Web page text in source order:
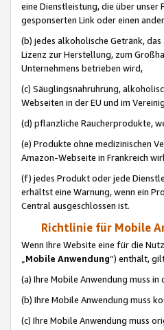
eine Dienstleistung, die über
gesponserten Link oder einen
(b) jedes alkoholische Getränk,
Lizenz zur Herstellung, zum
Unternehmens betrieben wird,
(c) Säuglingsnahruhrung,
Webseiten in der EU und im
(d) pflanzliche Raucherprodukte,
(e) Produkte ohne medizinischen
Amazon-Webseite in Frankreich
(f) jedes Produkt oder jede
erhältst eine Warnung, wenn ein
Central ausgeschlossen ist.
Richtlinie für Mobile
Wenn Ihre Website eine für die
„Mobile Anwendung“) enthält,
(a) Ihre Mobile Anwendung muss
(b) Ihre Mobile Anwendung muss
(c) Ihre Mobile Anwendung muss